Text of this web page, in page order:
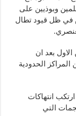
وبوذيين على
في ظل قيود تطال
بعد ان
الحدودية
انتهاكات
التي